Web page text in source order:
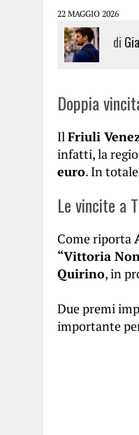
22 MAGGIO 2026
di
Doppia
IlFriuli
infatti, la
euro. In
Le vincite a
Come riporta
“Vittoria
Quirino, in
Due premi
importante